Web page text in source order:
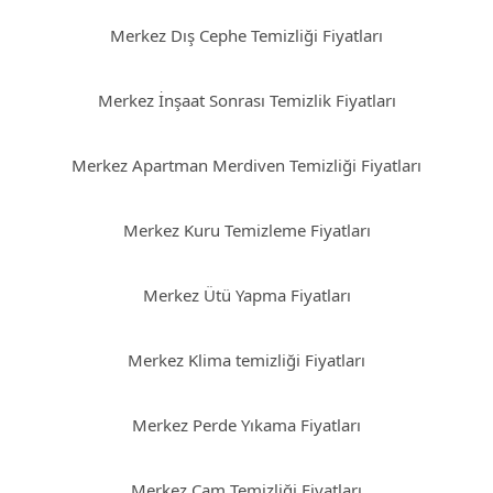
Merkez Dış Cephe Temizliği Fiyatları
Merkez İnşaat Sonrası Temizlik Fiyatları
Merkez Apartman Merdiven Temizliği Fiyatları
Merkez Kuru Temizleme Fiyatları
Merkez Ütü Yapma Fiyatları
Merkez Klima temizliği Fiyatları
Merkez Perde Yıkama Fiyatları